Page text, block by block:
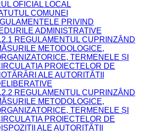
OFICIAL LOCAL
COMUNEI
PRIVIND
ADMINISTRATIVE
REGULAMENTUL CUPRINZÂND
METODOLOGICE,
TERMENELE ȘI
PROIECTELOR DE
ALE AUTORITĂȚII
REGULAMENTUL CUPRINZÂND
METODOLOGICE,
TERMENELE ȘI
PROIECTELOR DE
ALE AUTORITĂȚII